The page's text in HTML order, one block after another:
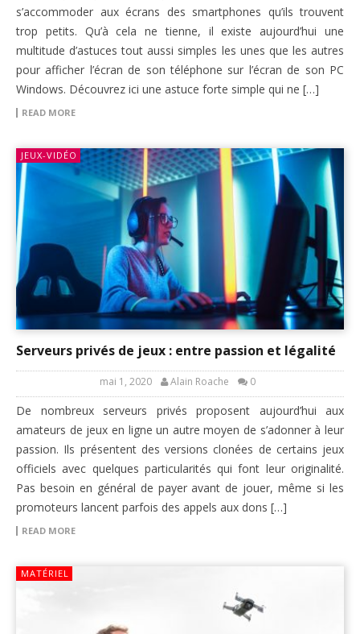
s’accommoder aux écrans des smartphones qu’ils trouvent
trop petits. Qu’à cela ne tienne, il existe aujourd’hui une
multitude d’astuces tout aussi simples les unes que les autres
pour afficher l’écran de son téléphone sur l’écran de son PC
Windows. Découvrez ici une astuce forte simple qui ne […]
READ MORE
JEUX-VIDÉO
Serveurs privés de jeux : entre passion et légalité
mai 1, 2020 Alain Roache 0
De nombreux serveurs privés proposent aujourd’hui aux
amateurs de jeux en ligne un autre moyen de s’adonner à leur
passion. Ils présentent des versions clonées de certains jeux
officiels avec quelques particularités qui font leur originalité.
Pas besoin en général de payer avant de jouer, même si les
promoteurs lancent parfois des appels aux dons […]
READ MORE
MATÉRIEL